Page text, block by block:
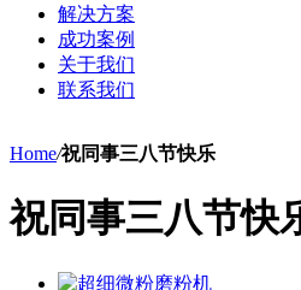
解决方案
成功案例
关于我们
联系我们
Home/祝同事三八节快乐
祝同事三八节快